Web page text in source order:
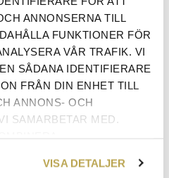
ANNONSERNA TILL
FUNKTIONER FÖR
VÅR TRAFIK. VI
SÅDANA IDENTIFIERARE
FRÅN DIN ENHET TILL
ANNONS- OCH
SAMARBETAR MED.
ELLER SOM DE HAR
VISA DETALJER
*